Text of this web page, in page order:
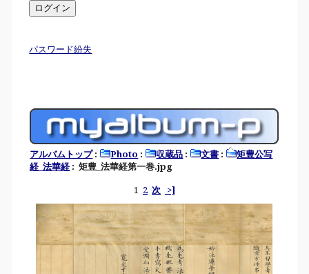
パスワード紛失
アルバムトップ: Photo : 収蔵品 : 文書 :
矩豊公写
経_法華経 : 矩豊_法華経第一巻.jpg
1 2 次 >]